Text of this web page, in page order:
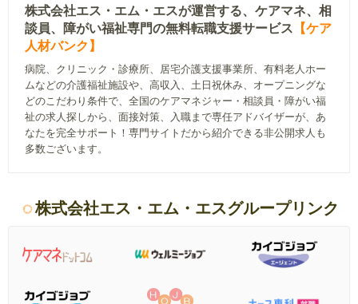
株式会社エス・エム・エスが運営する、ケアマネ、相
談員、障がい福祉専門の無料転職支援サービス 【ケア
人材バンク】
病院、クリニック・診療所、居宅介護支援事業所、有料老人ホー
ムなどの介護福祉施設や、高収入、土日祝休み、オープニングな
どのこだわり条件で、全国のケアマネジャー・相談員・障がい福
祉の求人探しから、面接対策、入職まで専任アドバイザーが、あ
なたを完全サポート！専門サイトだから紹介できる非公開求人も
多数ございます。
株式会社エス・エム・エスグループリンク